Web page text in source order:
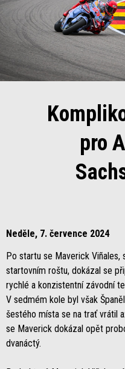
pro
Neděle, 7. července 2024
Po startu se Maverick
startovním roštu, dokázal se
rychlé a konzistentní závodní
V sedmém kole byl však
šestého místa se na trať vrátil
se Maverick dokázal opět
dvanáctý.